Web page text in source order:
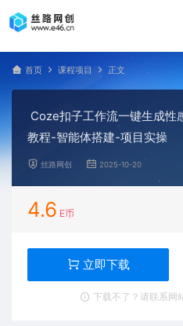
首页 课程项目 正文
Coze扣子工作流一键生成性
教程-智能体搭建-项目实操
丝路网创 2025-10-20
4.6 E币
立即下载
下载不了？请联系网